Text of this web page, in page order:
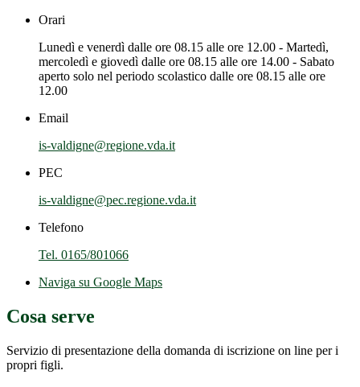
Orari
Lunedì e venerdì dalle ore 08.15 alle ore 12.00 - Martedì,
mercoledì e giovedì dalle ore 08.15 alle ore 14.00 - Sabato
aperto solo nel periodo scolastico dalle ore 08.15 alle ore
12.00
Email
is-valdigne@regione.vda.it
PEC
is-valdigne@pec.regione.vda.it
Telefono
Tel. 0165/801066
Naviga su Google Maps
Cosa serve
Servizio di presentazione della domanda di iscrizione on line per i
propri figli.